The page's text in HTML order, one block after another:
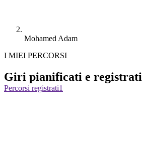
Mohamed Adam
I MIEI PERCORSI
Giri pianificati e registrati
Percorsi registrati1